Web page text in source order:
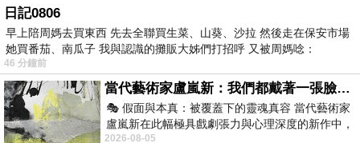
同時還投資設立了浦發村鎮銀行、浦銀金融租賃
有限公司、浦發矽谷銀行等機構。而截至2014年
一季末，該行總資産已達3.74萬億元，各項存款
餘額2.55萬億元，各項貸款餘額1.84萬億元，母
公司口徑的核心一級資本充足率和一級資本充足
率為8.61%，資本充足率10.96%，符合監管部門
日記0806
早上陪周媽去買東西 先去全聯買生菜、山葵、沙拉 然後走在保安市場
她買番茄、南瓜子 我與認識的攤販大姊們打招呼 又被周媽唸：
46 分鐘前
當代藝術家盧嵐新：我們都戴著一張臉，可真正的自己，總藏在那些被塗抹、被覆蓋的痕跡裡
🎭 假面與本真：被覆蓋下的靈魂真容 當代藝術家
盧嵐新在此幅極具戲劇張力與心理深度的新作中，
運用質感豐富的紙材肌理、墨痕與大膽的
2026-08-05